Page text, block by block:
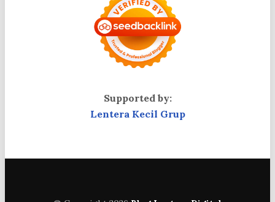
Supported by:
Lentera Kecil Grup